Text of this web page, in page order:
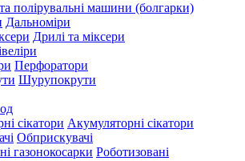
полірувальні машини (болгарки)
Дальноміри
Дрилі та міксери
Перфоратори
Шурупокрути
Акумуляторні сікатори
Обприскувачі
Роботизовані